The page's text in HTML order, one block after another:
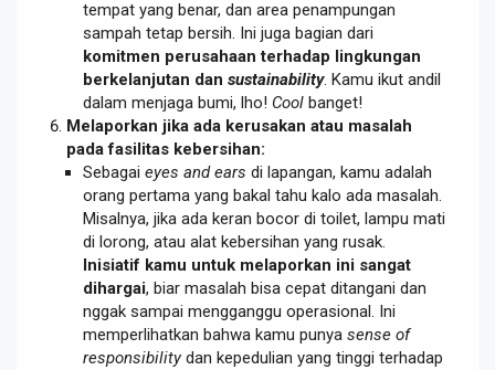
tempat yang benar, dan area penampungan
sampah tetap bersih. Ini juga bagian dari
komitmen perusahaan terhadap lingkungan
berkelanjutan dan sustainability. Kamu ikut andil
dalam menjaga bumi, lho! Cool banget!
Melaporkan jika ada kerusakan atau masalah
pada fasilitas kebersihan:
Sebagai eyes and ears di lapangan, kamu adalah
orang pertama yang bakal tahu kalo ada masalah.
Misalnya, jika ada keran bocor di toilet, lampu mati
di lorong, atau alat kebersihan yang rusak.
Inisiatif kamu untuk melaporkan ini sangat
dihargai, biar masalah bisa cepat ditangani dan
nggak sampai mengganggu operasional. Ini
memperlihatkan bahwa kamu punya sense of
responsibilitydan kepedulian yang tinggi terhadap